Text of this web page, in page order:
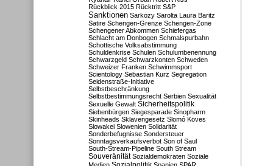
Rückblick 2015 Rücktritt S&P
Sanktionen Sarkozy Sarolta Laura Baritz
Satire Schengen-Grenze Schengen-Zone
Schengener Abkommen Schiefergas
Schlacht am Donbogen Schmalspurbahn
Schottische Volksabstimmung
Schuldenkrise Schulen Schulumbenennung
Schwarzgeld Schwarzkonten Schweden
Schweizer Franken Schwimmsport
Scientology Sebastian Kurz Segregation
Seidenstraße-Initiative
Selbstbeschränkung
Selbstbestimmungsrecht Serbien Sexualität
Sexuelle Gewalt Sicherheitspolitik
Siebenbürgen Siegesparade Sinopharm
Skinheads Sklavengesetz Slomó Köves
Slowakei Slowenien Solidarität
Sonderbefugnisse Sondersteuer
Sonntagsverkaufsverbot Son of Saul
South-Stream-Pipeline South Stream
Souveränität Sozialdemokraten Soziale